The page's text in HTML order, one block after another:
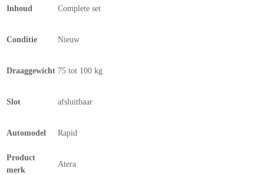
Inhoud Complete set
Conditie Nieuw
Draaggewicht 75 tot 100 kg
Slot afsluitbaar
Automodel Rapid
Product
merk
Atera